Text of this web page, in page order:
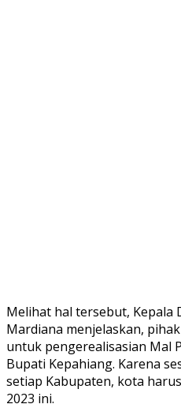
Melihat hal tersebut, Kepala
Mardiana menjelaskan,
untuk pengerealisasian Mal
Bupati Kepahiang. Karena
setiap Kabupaten, kota
2023 ini.